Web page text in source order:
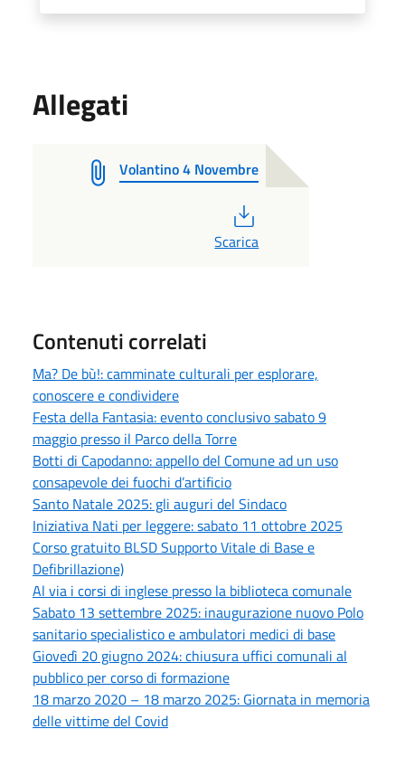
Allegati
Volantino 4 Novembre
Scarica
Contenuti correlati
Ma? De bù!: camminate culturali per esplorare,
conoscere e condividere
Festa della Fantasia: evento conclusivo sabato 9
maggio presso il Parco della Torre
Botti di Capodanno: appello del Comune ad un uso
consapevole dei fuochi d’artificio
Santo Natale 2025: gli auguri del Sindaco
Iniziativa Nati per leggere: sabato 11 ottobre 2025
Corso gratuito BLSD Supporto Vitale di Base e
Defibrillazione)
Al via i corsi di inglese presso la biblioteca comunale
Sabato 13 settembre 2025: inaugurazione nuovo Polo
sanitario specialistico e ambulatori medici di base
Giovedì 20 giugno 2024: chiusura uffici comunali al
pubblico per corso di formazione
18 marzo 2020 – 18 marzo 2025: Giornata in memoria
delle vittime del Covid